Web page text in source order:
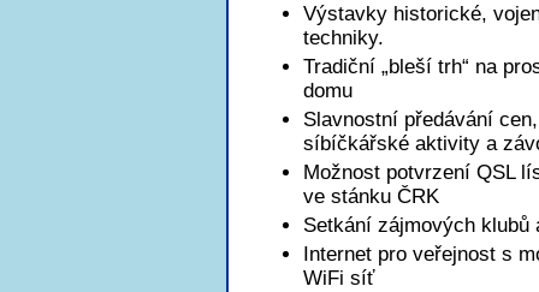
Výstavky historické,
techniky.
Tradiční „bleší trh“ na
domu
Slavnostní předávání
síbíčkářské aktivity a
Možnost potvrzení QSL
ve stánku ČRK
Setkání zájmových klubů
Internet pro veřejnost s
WiFi síť